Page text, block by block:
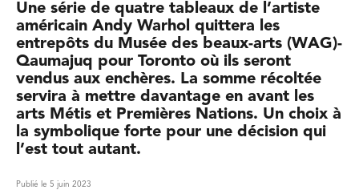
Une série de quatre tableaux de l’artiste
américain Andy Warhol quittera les
entrepôts du Musée des beaux-arts (WAG)-
Qaumajuq pour Toronto où ils seront
vendus aux enchères. La somme récoltée
servira à mettre davantage en avant les
arts Métis et Premières Nations. Un choix à
la symbolique forte pour une décision qui
l’est tout autant.
Publié le 5 juin 2023